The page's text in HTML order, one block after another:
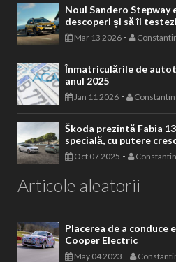
Noul Sandero Stepway
descoperi și să îl
Mar 13 2026 -
Înmatriculările de
anul 2025
Jan 11 2026 - Constantin
Škoda prezintă Fabia
specială, cu putere
Oct 07 2025 -
Articole aleatorii
Placerea de a conduce
Cooper Electric
May 04 2023 -